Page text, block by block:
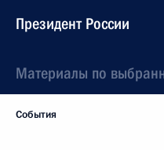
Президент России
Материалы по
События